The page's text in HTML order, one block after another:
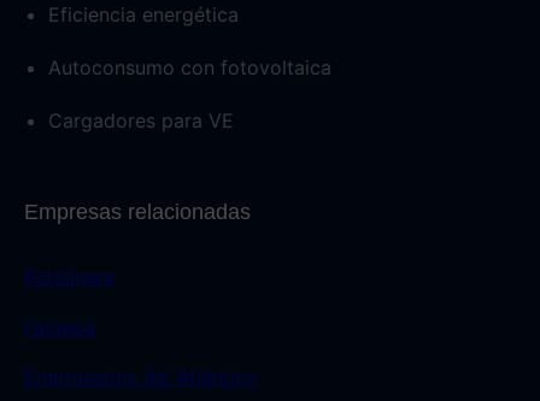
Eficiencia energética
Autoconsumo con fotovoltaica
Cargadores para VE
Empresas relacionadas
Fotolinera
Femepa
Empresarios del Atlántico